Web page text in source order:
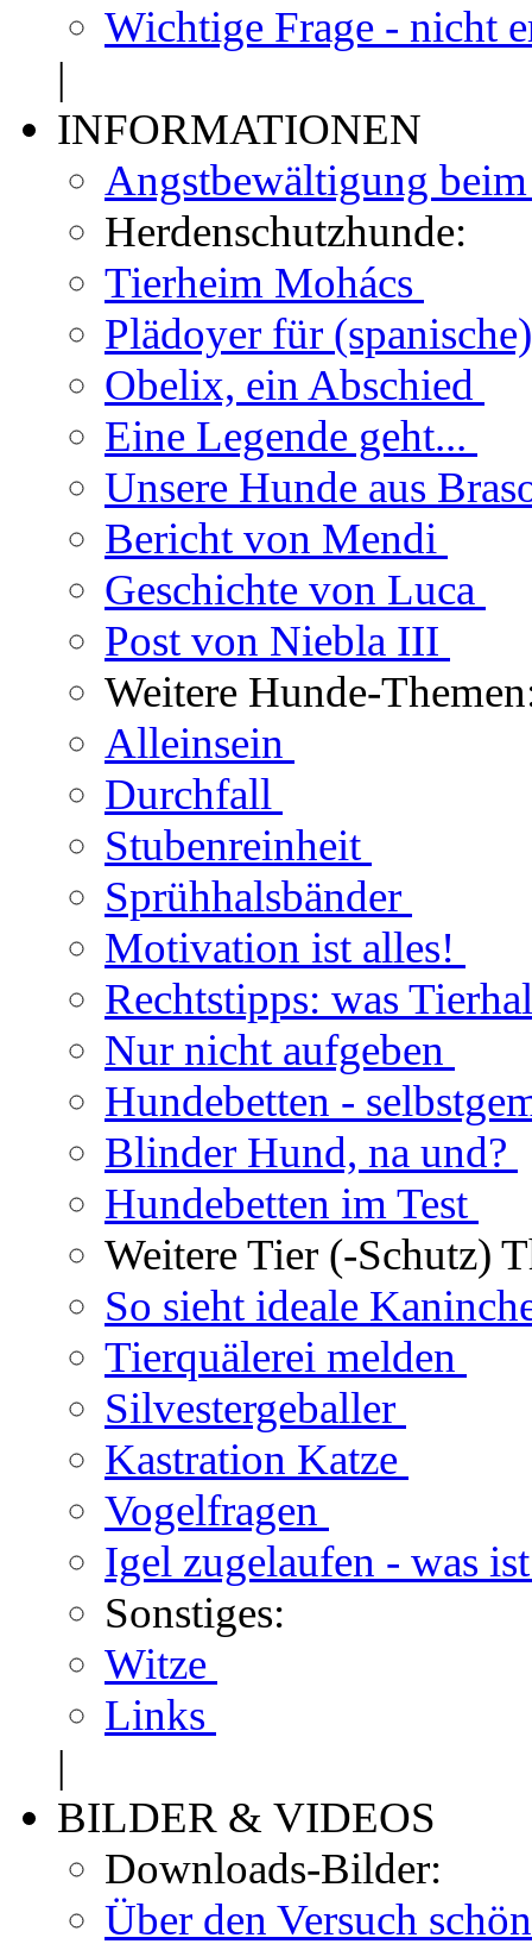
Wichtige Frage - nicht
|
INFORMATIONEN
Angstbewältigung
Herdenschutzhunde:
Tierheim Mohács
Plädoyer für
Obelix, ein Abschied
Eine Legende geht...
Unsere Hunde aus
Bericht von Mendi
Geschichte von Luca
Post von Niebla III
Weitere Hunde-
Alleinsein
Durchfall
Stubenreinheit
Sprühhalsbänder
Motivation ist alles!
Rechtstipps: was
Nur nicht aufgeben
Hundebetten -
Blinder Hund, na und?
Hundebetten im Test
Weitere Tier (-Schutz)
So sieht ideale
Tierquälerei melden
Silvestergeballer
Kastration Katze
Vogelfragen
Igel zugelaufen - was
Sonstiges:
Witze
Links
|
BILDER & VIDEOS
Downloads-Bilder:
Über den Versuch